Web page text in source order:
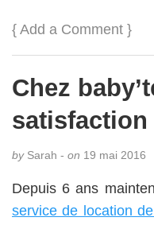
{ Add a Comment }
Chez
satisfaction
bySarah - on 19 mai 2016
Depuis 6 ans
service de location